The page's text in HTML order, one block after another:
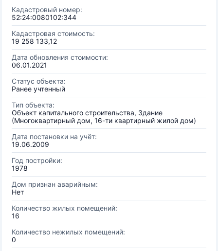
Кадастровый номер:
52:24:0080102:344
Кадастровая стоимость:
19 258 133,12
Дата обновления стоимости:
06.01.2021
Статус объекта:
Ранее учтенный
Тип объекта:
Объект капитального строительства, Здание
(Многоквартирный дом, 16-ти квартирный жилой дом)
Дата постановки на учёт:
19.06.2009
Год постройки:
1978
Дом признан аварийным:
Нет
Количество жилых помещений:
16
Количество нежилых помещений:
0